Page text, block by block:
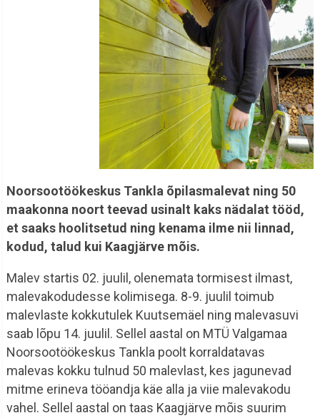
Noorsootöökeskus Tankla õpilasmalevat ning 50
maakonna noort teevad usinalt kaks nädalat tööd,
et saaks hoolitsetud ning kenama ilme nii linnad,
kodud, talud kui Kaagjärve mõis.
Malev startis 02. juulil, olenemata tormisest ilmast,
malevakodudesse kolimisega. 8-9. juulil toimub
malevlaste kokkutulek Kuutsemäel ning malevasuvi
saab lõpu 14. juulil. Sellel aastal on MTÜ Valgamaa
Noorsootöökeskus Tankla poolt korraldatavas
malevas kokku tulnud 50 malevlast, kes jagunevad
mitme erineva tööandja käe alla ja viie malevakodu
vahel. Sellel aastal on taas Kaagjärve mõis suurim